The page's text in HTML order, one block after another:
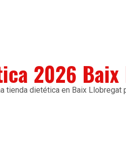
2026
tienda dietética en Baix Llobregat